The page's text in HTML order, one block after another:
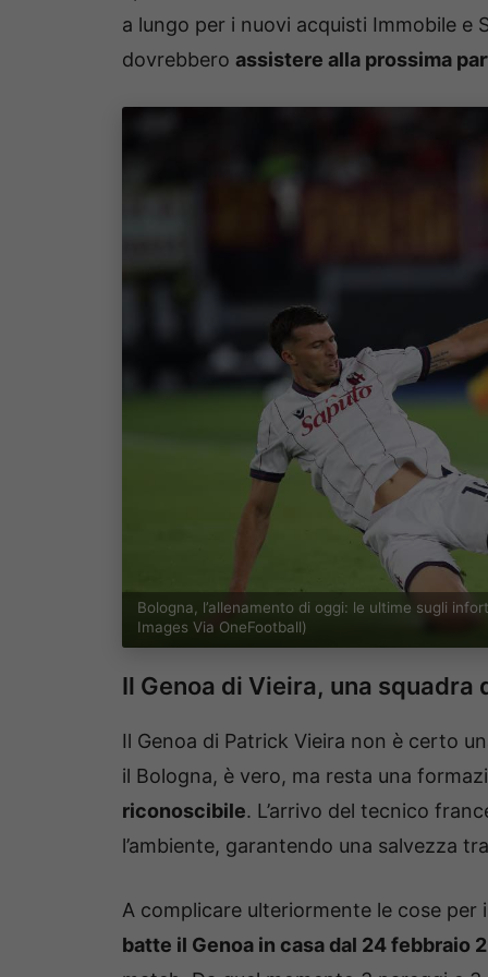
a lungo per i nuovi acquisti Immobile e
dovrebbero assistere alla prossima
Bologna, l’allenamento di oggi: le ultime sugli
Images Via OneFootball)
Il Genoa di Vieira, una squadra
Il Genoa di Patrick Vieira non è certo
il Bologna, è vero, ma resta una
riconoscibile. L’arrivo del tecnico
l’ambiente, garantendo una salvezza
A complicare ulteriormente le cose per
batte il Genoa in casa dal 24 febbraio